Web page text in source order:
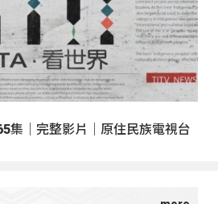
集｜完整影片｜原住民族電視台